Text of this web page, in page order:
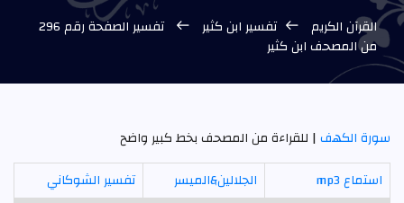
القرآن الكريم تفسير ابن كثير
تفسير الصفحة رقم 296
من المصحف ابن كثير
سورة الكهف| للقراءة من المصحف بخط كبير واضح
استماع mp3
الجلالين&الميسر
تفسير الشوكاني